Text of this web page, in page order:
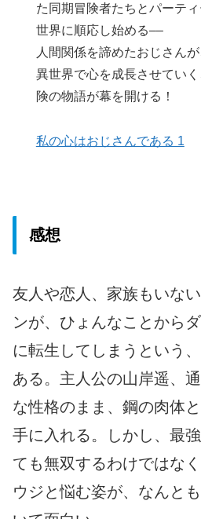
た同期冒険者たちとパーテ
世界に順応し始める––
人間関係を諦めたおじさん
異世界で心を成長させてい
険の物語が幕を開ける！
私の心はおじさんである 1
感想
友人や恋人、家族もいな
ンが、ひょんなことから
に転生してしまうという
ある。主人公の山岸遥、
な性格のまま、鋼の肉体
手に入れる。しかし、最
ても無双するわけではな
ウジと悩む姿が、なんと